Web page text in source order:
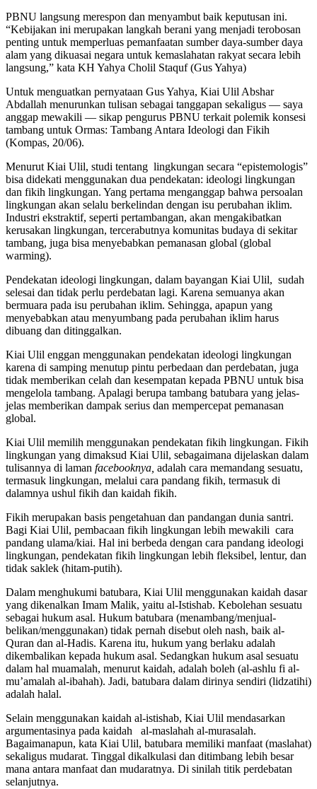
PBNU langsung merespon dan menyambut baik keputusan ini.
“Kebijakan ini merupakan langkah berani yang menjadi terobosan
penting untuk memperluas pemanfaatan sumber daya-sumber daya
alam yang dikuasai negara untuk kemaslahatan rakyat secara lebih
langsung,” kata KH Yahya Cholil Staquf (Gus Yahya)
Untuk menguatkan pernyataan Gus Yahya, Kiai Ulil Abshar
Abdallah menurunkan tulisan sebagai tanggapan sekaligus — saya
anggap mewakili — sikap pengurus PBNU terkait polemik konsesi
tambang untuk Ormas: Tambang Antara Ideologi dan Fikih
(Kompas, 20/06).
Menurut Kiai Ulil, studi tentang lingkungan secara “epistemologis”
bisa didekati menggunakan dua pendekatan: ideologi lingkungan
dan fikih lingkungan. Yang pertama menganggap bahwa persoalan
lingkungan akan selalu berkelindan dengan isu perubahan iklim.
Industri ekstraktif, seperti pertambangan, akan mengakibatkan
kerusakan lingkungan, tercerabutnya komunitas budaya di sekitar
tambang, juga bisa menyebabkan pemanasan global (global
warming).
Pendekatan ideologi lingkungan, dalam bayangan Kiai Ulil, sudah
selesai dan tidak perlu perdebatan lagi. Karena semuanya akan
bermuara pada isu perubahan iklim. Sehingga, apapun yang
menyebabkan atau menyumbang pada perubahan iklim harus
dibuang dan ditinggalkan.
Kiai Ulil enggan menggunakan pendekatan ideologi lingkungan
karena di samping menutup pintu perbedaan dan perdebatan, juga
tidak memberikan celah dan kesempatan kepada PBNU untuk bisa
mengelola tambang. Apalagi berupa tambang batubara yang jelas-
jelas memberikan dampak serius dan mempercepat pemanasan
global.
Kiai Ulil memilih menggunakan pendekatan fikih lingkungan. Fikih
lingkungan yang dimaksud Kiai Ulil, sebagaimana dijelaskan dalam
tulisannya di laman facebooknya, adalah cara memandang sesuatu,
termasuk lingkungan, melalui cara pandang fikih, termasuk di
dalamnya ushul fikih dan kaidah fikih.
Fikih merupakan basis pengetahuan dan pandangan dunia santri.
Bagi Kiai Ulil, pembacaan fikih lingkungan lebih mewakili cara
pandang ulama/kiai. Hal ini berbeda dengan cara pandang ideologi
lingkungan, pendekatan fikih lingkungan lebih fleksibel, lentur, dan
tidak saklek (hitam-putih).
Dalam menghukumi batubara, Kiai Ulil menggunakan kaidah dasar
yang dikenalkan Imam Malik, yaitu al-Istishab. Kebolehan sesuatu
sebagai hukum asal. Hukum batubara (menambang/menjual-
belikan/menggunakan) tidak pernah disebut oleh nash, baik al-
Quran dan al-Hadis. Karena itu, hukum yang berlaku adalah
dikembalikan kepada hukum asal. Sedangkan hukum asal sesuatu
dalam hal muamalah, menurut kaidah, adalah boleh (al-ashlu fi al-
mu’amalah al-ibahah). Jadi, batubara dalam dirinya sendiri (lidzatihi)
adalah halal.
Selain menggunakan kaidah al-istishab, Kiai Ulil mendasarkan
argumentasinya pada kaidah al-maslahah al-murasalah.
Bagaimanapun, kata Kiai Ulil, batubara memiliki manfaat (maslahat)
sekaligus mudarat. Tinggal dikalkulasi dan ditimbang lebih besar
mana antara manfaat dan mudaratnya. Di sinilah titik perdebatan
selanjutnya.